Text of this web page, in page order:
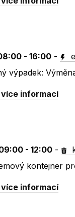
- 16:00 -
výpadek:
více informací
- 12:00 -
kontejner
více informací